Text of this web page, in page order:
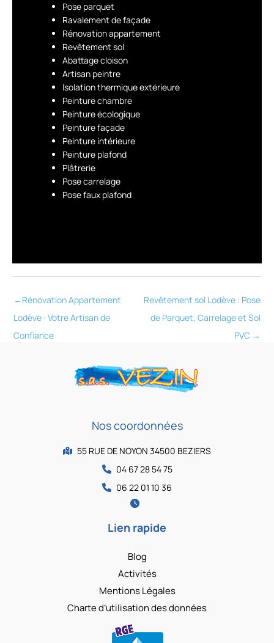
Pose parquet
Ravalement de façade
Rénovation appartement
Revêtement sol
Abattage cloison
Artisan peintre
Isolation thermique extérieure
Peinture chambre
Peinture écologique
Peinture façade
Peinture intérieure
Peinture plafond
Plâtrerie
Pose carrelage
Pose faux plafond
←Rénovation Appartement
Lodève : Votre Artisan de
Confiance
Revêtement sol Lodève : Pose
de Parquet, Carrelage et Sol
PVC →
Nos coordonnées
55 RUE DE NOYON 34500 BEZIERS
04 67 28 54 75
06 22 01 10 36
Lien rapide
Blog
Activités
Mentions Légales
Charte d’utilisation des données